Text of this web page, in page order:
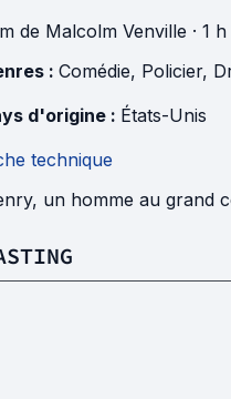
de Malcolm Venville · 1
: Comédie, Policier,
d'origine : États-Unis
technique
un homme au grand